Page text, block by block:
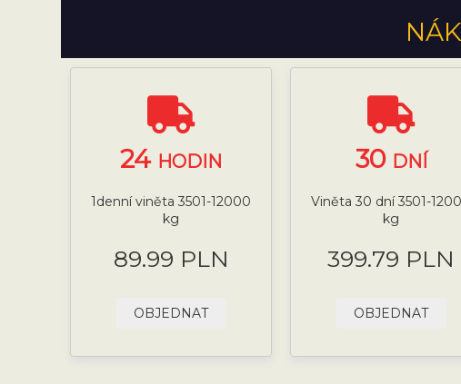
24 HODIN
1denní viněta 3501-12000
kg
89.99 PLN
OBJEDNAT
30 DNÍ
Viněta 30 dní 3501-
kg
399.79 PLN
OBJEDNAT